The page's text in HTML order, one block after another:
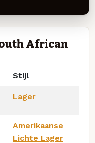
African
Stijl
Lager
Amerikaanse
Lichte Lager